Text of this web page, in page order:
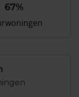
67%